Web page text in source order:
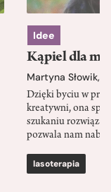
Idee
Kąpiel dla
Martyna Słowik,
Dzięki byciu w
kreatywni, ona
szukaniu
pozwala nam
lasoterapia